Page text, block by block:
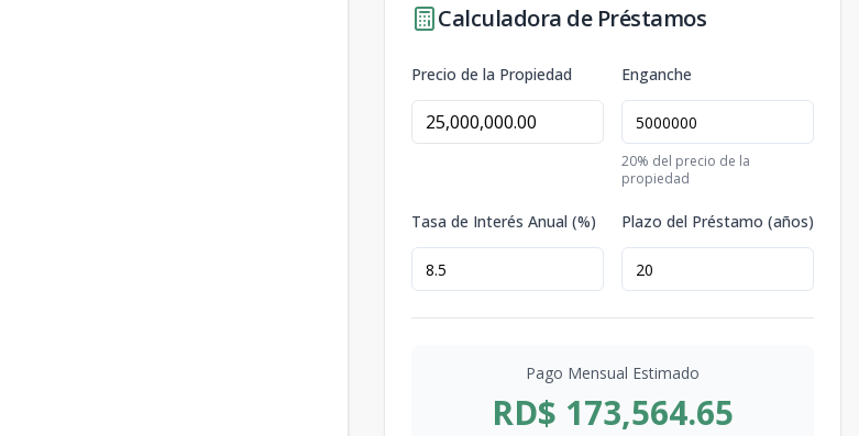
Calculadora de Préstamos
Precio de la Propiedad Enganche
20% del precio de la
propiedad
Tasa de Interés Anual (%) Plazo del Préstamo (años)
Pago Mensual Estimado
RD$ 173,564.65